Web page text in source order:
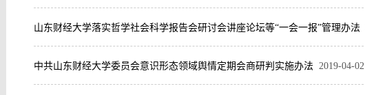
山东财经大学落实哲学社会科学报告会研讨会讲座论坛等“一会一报”管理办法
中共山东财经大学委员会意识形态领域舆情定期会商研判实施办法 2019-04-02